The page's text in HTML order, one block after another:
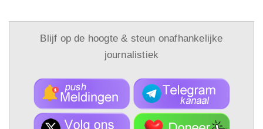
Blijf op de hoogte & steun onafhankelijke
journalistiek